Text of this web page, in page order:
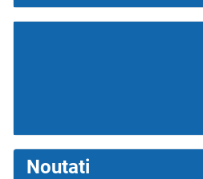
Noutati